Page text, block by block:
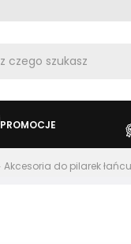
PROMOCJE
Akcesoria do pilarek